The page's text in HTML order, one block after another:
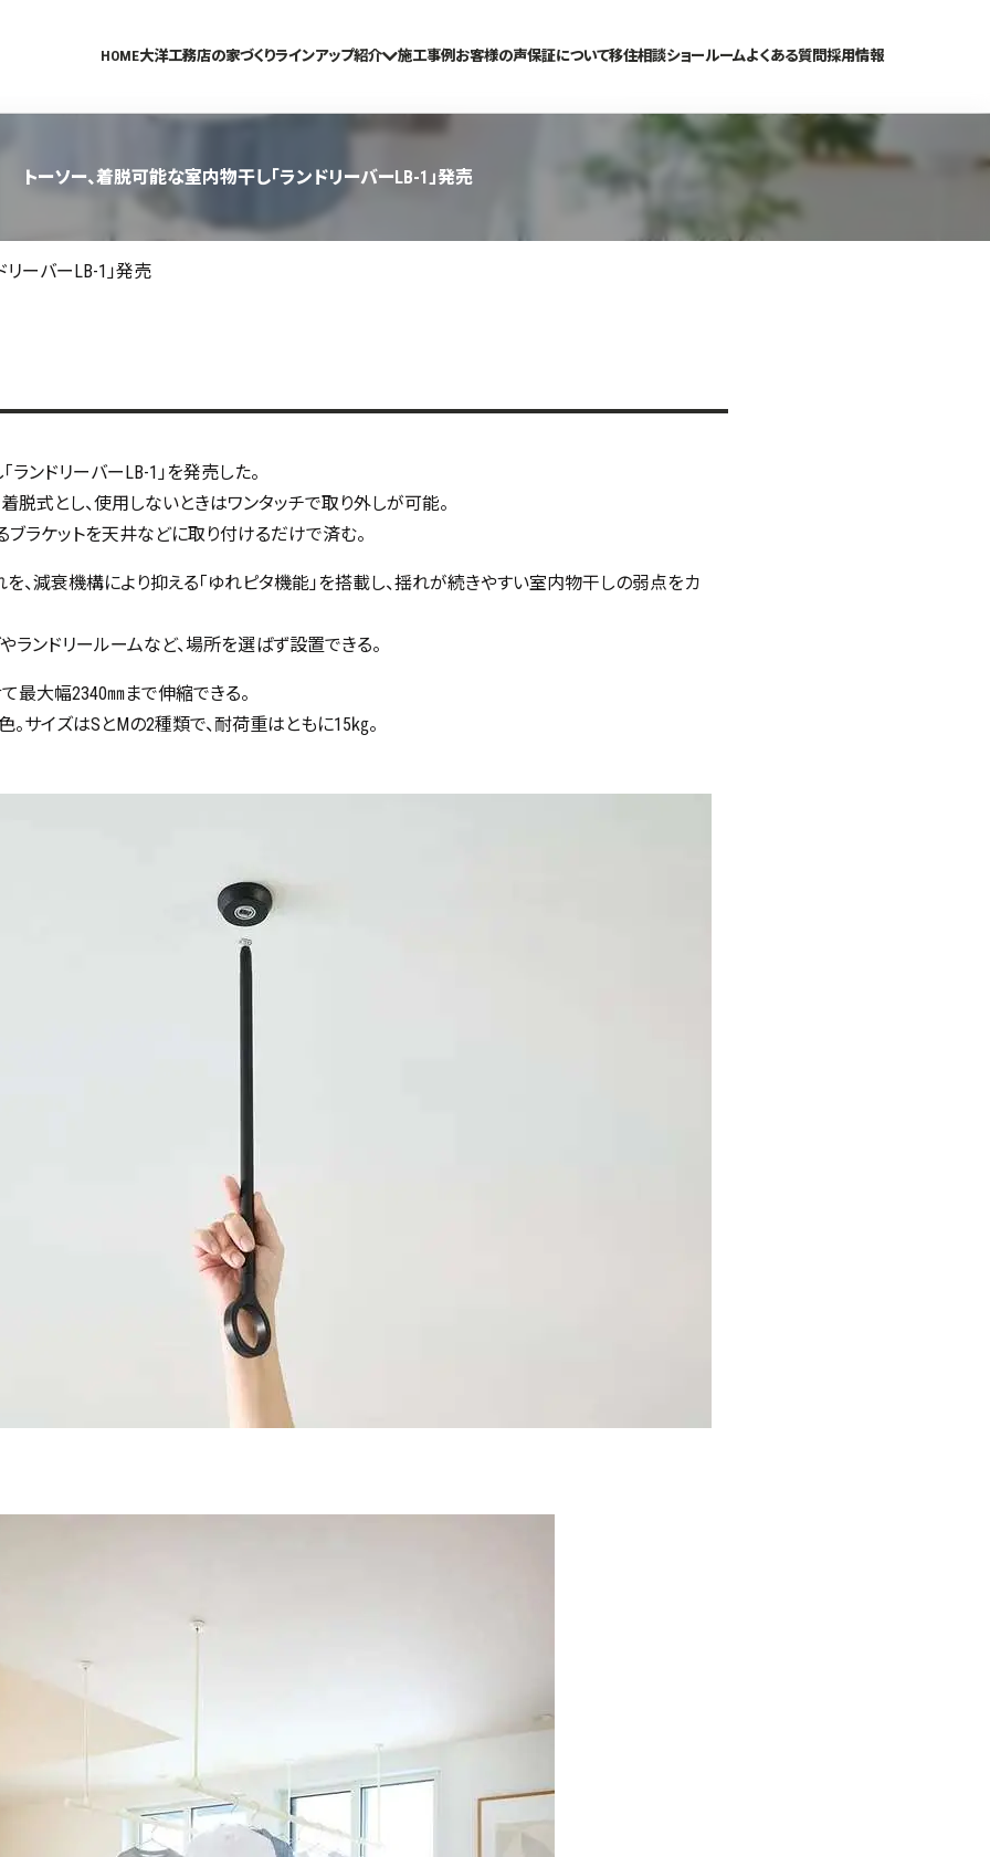
HOME大洋工務店の家づくりラインアップ紹介 施工事例 お客様の声保証について移住相談ショールームよくある質問採用情報
トーソー、着脱可能な室内物干し「ランドリーバーLB-1」発売
ーバーLB-1」発売
ンドリーバーLB-1」を発売した。
脱式とし、使用しないときはワンタッチで取り外しが可能。
ラケットを天井などに取り付けるだけで済む。
、減衰機構により抑える「ゆれピタ機能」を搭載し、揺れが続きやすい室内物干しの弱点をカ
ランドリールームなど、場所を選ばず設置できる。
最大幅2340㎜まで伸縮できる。
。サイズはSとMの2種類で、耐荷重はともに15㎏。